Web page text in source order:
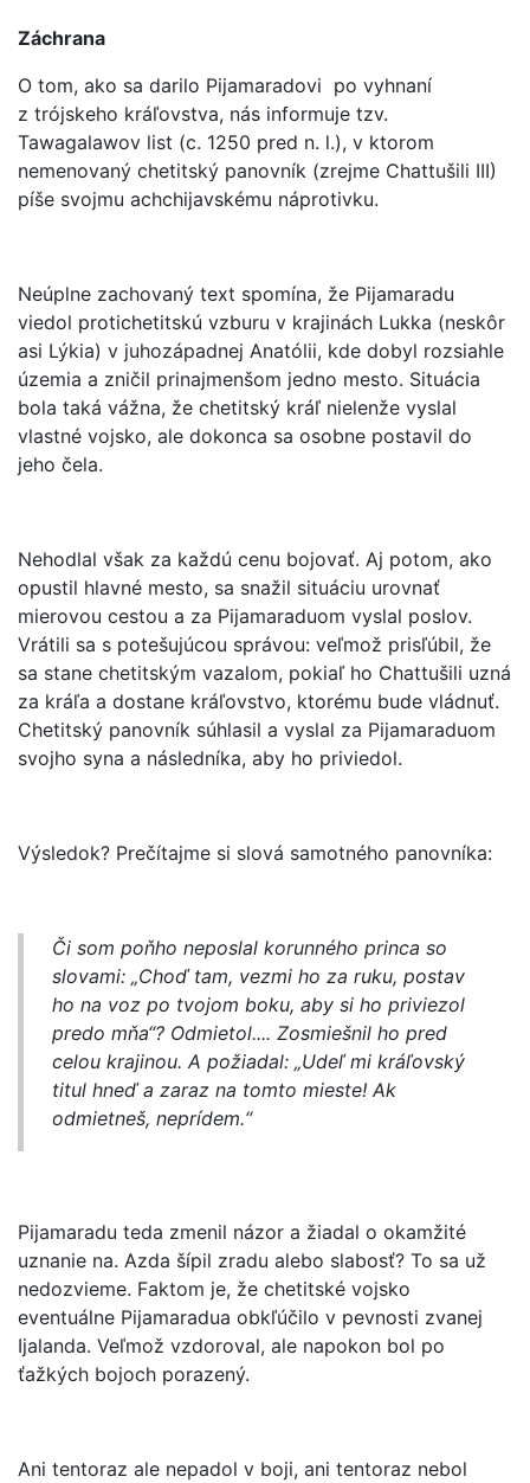
Záchrana
O tom, ako sa darilo Pijamaradovi po vyhnaní
z trójskeho kráľovstva, nás informuje tzv.
Tawagalawov list (c. 1250 pred n. l.), v ktorom
nemenovaný chetitský panovník (zrejme Chattušili III)
píše svojmu achchijavskému náprotivku.
Neúplne zachovaný text spomína, že Pijamaradu
viedol protichetitskú vzburu v krajinách Lukka (neskôr
asi Lýkia) v juhozápadnej Anatólii, kde dobyl rozsiahle
územia a zničil prinajmenšom jedno mesto. Situácia
bola taká vážna, že chetitský kráľ nielenže vyslal
vlastné vojsko, ale dokonca sa osobne postavil do
jeho čela.
Nehodlal však za každú cenu bojovať. Aj potom, ako
opustil hlavné mesto, sa snažil situáciu urovnať
mierovou cestou a za Pijamaraduom vyslal poslov.
Vrátili sa s potešujúcou správou: veľmož prisľúbil, že
sa stane chetitským vazalom, pokiaľ ho Chattušili uzná
za kráľa a dostane kráľovstvo, ktorému bude vládnuť.
Chetitský panovník súhlasil a vyslal za Pijamaraduom
svojho syna a následníka, aby ho priviedol.
Výsledok? Prečítajme si slová samotného panovníka:
Či som poňho neposlal korunného princa so
slovami: „Choď tam, vezmi ho za ruku, postav
ho na voz po tvojom boku, aby si ho priviezol
predo mňa“? Odmietol.... Zosmiešnil ho pred
celou krajinou. A požiadal: „Udeľ mi kráľovský
titul hneď a zaraz na tomto mieste! Ak
odmietneš, neprídem.“
Pijamaradu teda zmenil názor a žiadal o okamžité
uznanie na. Azda šípil zradu alebo slabosť? To sa už
nedozvieme. Faktom je, že chetitské vojsko
eventuálne Pijamaradua obkľúčilo v pevnosti zvanej
Ijalanda. Veľmož vzdoroval, ale napokon bol po
ťažkých bojoch porazený.
Ani tentoraz ale nepadol v boji, ani tentoraz nebol